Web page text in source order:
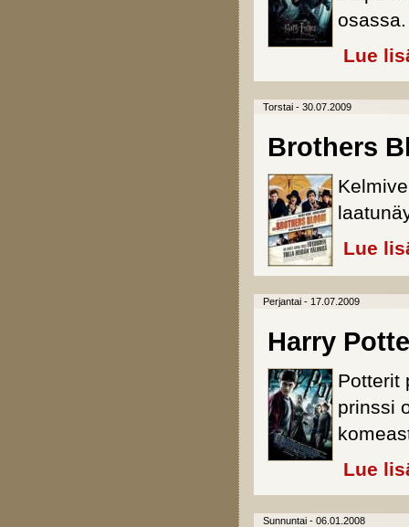
osassa.
Lue
Torstai - 30.07.2009
Brothers
Lue
Perjantai - 17.07.2009
Harry
Potterit
prinssi
Lue
Sunnuntai - 06.01.2008